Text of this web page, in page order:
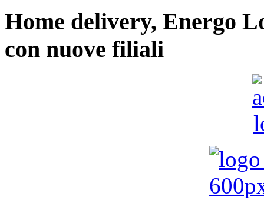
Home delivery, Energo
con nuove filiali